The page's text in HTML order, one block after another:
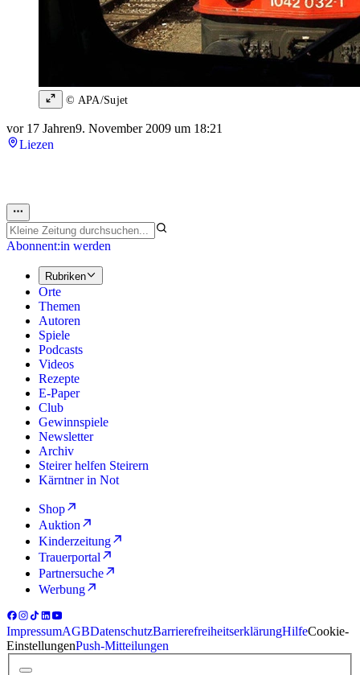
© APA/Sujet
vor 17 Jahren9. November 2009 um 18:21
Liezen
Abonnent:in werden
Rubriken
Orte
Themen
Autoren
Spiele
Podcasts
Videos
Rezepte
E-Paper
Club
Gewinnspiele
Newsletter
Archiv
Steirer helfen Steirern
Kärntner in Not
Shop
Auktion
Kinderzeitung
Trauerportal
Partnersuche
Werbung
ImpressumAGBDatenschutzBarrierefreiheitserklärungHilfeCookie-
EinstellungenPush-Mitteilungen